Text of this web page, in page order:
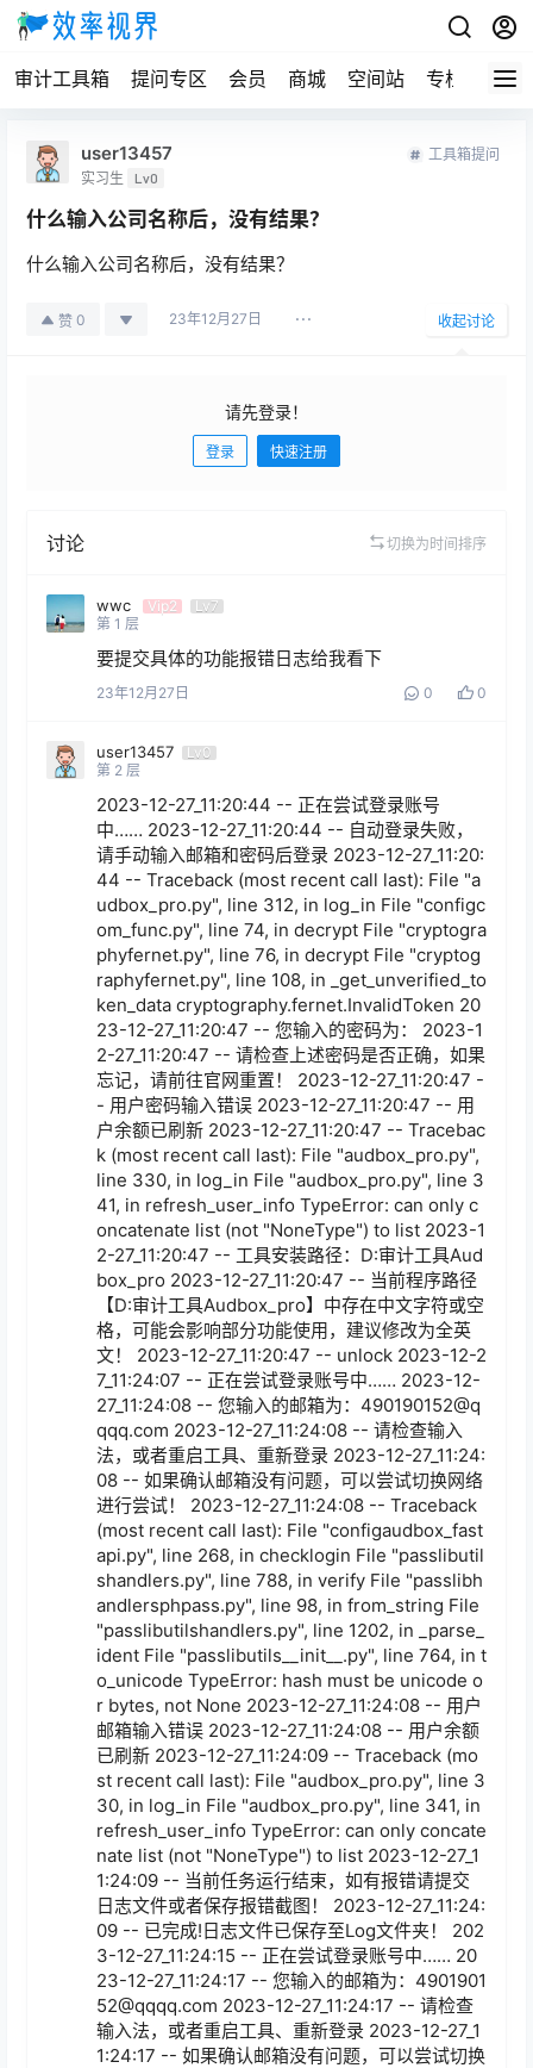
审计工具箱 提问专区 会员 商城 空间站 专栏
user13457
实习生 Lv0
工具箱提问
什么输入公司名称后，没有结果？
什么输入公司名称后，没有结果？
赞 0 23年12月27日 收起讨论
请先登录！
登录 快速注册
讨论 切换为时间排序
wwc Vip2
Lv7
第 1 层
要提交具体的功能报错日志给我看下
23年12月27日 0 0
user13457
Lv0
第 2 层
2023-12-27_11:20:44 -- 正在尝试登录账号
中…… 2023-12-27_11:20:44 -- 自动登录失败，
请手动输入邮箱和密码后登录 2023-12-27_11:20:
44 -- Traceback (most recent call last): File "a
udbox_pro.py", line 312, in log_in File "configc
om_func.py", line 74, in decrypt File "cryptogra
phyfernet.py", line 76, in decrypt File "cryptog
raphyfernet.py", line 108, in _get_unverified_to
ken_data cryptography.fernet.InvalidToken 20
23-12-27_11:20:47 -- 您输入的密码为： 2023-1
2-27_11:20:47 -- 请检查上述密码是否正确，如果
忘记，请前往官网重置！ 2023-12-27_11:20:47 -
- 用户密码输入错误 2023-12-27_11:20:47 -- 用
户余额已刷新 2023-12-27_11:20:47 -- Tracebac
k (most recent call last): File "audbox_pro.py",
line 330, in log_in File "audbox_pro.py", line 3
41, in refresh_user_info TypeError: can only c
oncatenate list (not "NoneType") to list 2023-1
2-27_11:20:47 -- 工具安装路径：D:审计工具Aud
box_pro 2023-12-27_11:20:47 -- 当前程序路径
【D:审计工具Audbox_pro】中存在中文字符或空
格，可能会影响部分功能使用，建议修改为全英
文！ 2023-12-27_11:20:47 -- unlock 2023-12-2
7_11:24:07 -- 正在尝试登录账号中…… 2023-12-
27_11:24:08 -- 您输入的邮箱为：490190152@q
qqq.com 2023-12-27_11:24:08 -- 请检查输入
法，或者重启工具、重新登录 2023-12-27_11:24:
08 -- 如果确认邮箱没有问题，可以尝试切换网络
进行尝试！ 2023-12-27_11:24:08 -- Traceback
(most recent call last): File "configaudbox_fast
api.py", line 268, in checklogin File "passlibutil
shandlers.py", line 788, in verify File "passlibh
andlersphpass.py", line 98, in from_string File
"passlibutilshandlers.py", line 1202, in _parse_
ident File "passlibutils__init__.py", line 764, in t
o_unicode TypeError: hash must be unicode o
r bytes, not None 2023-12-27_11:24:08 -- 用户
邮箱输入错误 2023-12-27_11:24:08 -- 用户余额
已刷新 2023-12-27_11:24:09 -- Traceback (mo
st recent call last): File "audbox_pro.py", line 3
30, in log_in File "audbox_pro.py", line 341, in
refresh_user_info TypeError: can only concate
nate list (not "NoneType") to list 2023-12-27_1
1:24:09 -- 当前任务运行结束，如有报错请提交
日志文件或者保存报错截图！ 2023-12-27_11:24:
09 -- 已完成!日志文件已保存至Log文件夹！ 202
3-12-27_11:24:15 -- 正在尝试登录账号中…… 20
23-12-27_11:24:17 -- 您输入的邮箱为：4901901
52@qqqq.com 2023-12-27_11:24:17 -- 请检查
输入法，或者重启工具、重新登录 2023-12-27_1
1:24:17 -- 如果确认邮箱没有问题，可以尝试切换